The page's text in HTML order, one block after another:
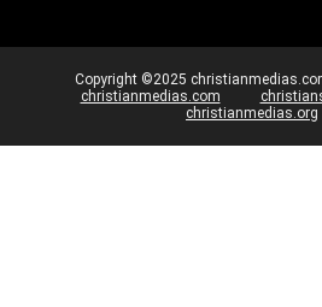
Copyright ©2025
christianmedias.com
christianmedias.org